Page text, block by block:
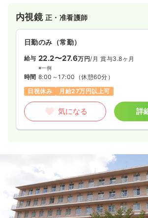
内視鏡 正・准看護師
日勤のみ（常勤）
給与 22.2〜27.6万円/月 賞与3.8ヶ月
※一例
時間 8:00～17:00 （休憩60分）
日祝休み
月給27万円以上可
気になる 詳